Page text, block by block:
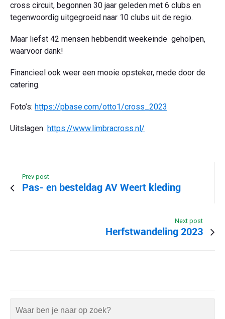
cross circuit, begonnen 30 jaar geleden met 6 clubs en
tegenwoordig uitgegroeid naar 10 clubs uit de regio.
Maar liefst 42 mensen hebbendit weekeinde geholpen,
waarvoor dank!
Financieel ook weer een mooie opsteker, mede door de
catering.
Foto’s: https://pbase.com/otto1/cross_2023
Uitslagen https://www.limbracross.nl/
Prev post
Pas- en besteldag AV Weert kleding
Next post
Herfstwandeling 2023